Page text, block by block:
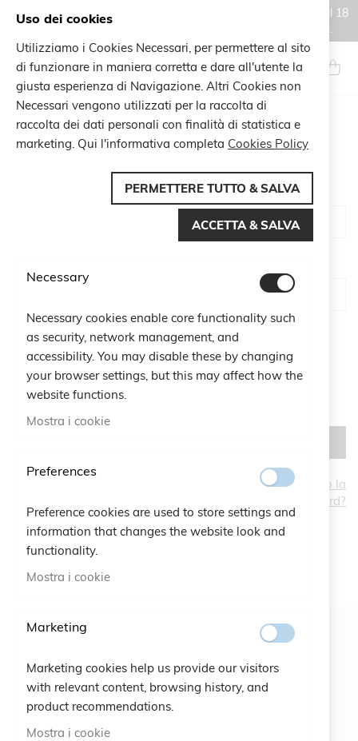
Gli ordini effettuati durante il periodo di chiusura estiva, dal 6 al 18
agosto, saranno processati e spediti a partire dal 19 agosto.
Salta
al
contenuto
Search
CUSTOMER LOGIN
Show Password
Hai dimenticato la
password?
ISCRIVITI
Uso dei cookies
Utilizziamo i Cookies Necessari, per permettere al sito
di funzionare in maniera corretta e dare all'utente la
giusta esperienza di Navigazione. Altri Cookies non
Necessari vengono utilizzati per la raccolta di
raccolta dei dati personali con finalità di statistica e
marketing. Qui l'informativa completa Cookies Policy
PERMETTERE TUTTO & SALVA
ACCETTA & SALVA
Necessary
Necessary cookies enable core functionality such
as security, network management, and
accessibility. You may disable these by changing
your browser settings, but this may affect how the
website functions.
Mostra i cookie
Preferences
Preference cookies are used to store settings and
information that changes the website look and
functionality.
Mostra i cookie
Marketing
Marketing cookies help us provide our visitors
with relevant content, browsing history, and
product recommendations.
Mostra i cookie